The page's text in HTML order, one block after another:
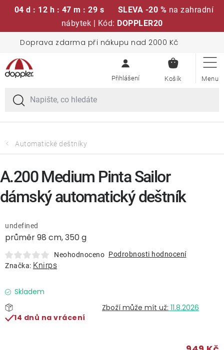
04 d : 12 h : 47 m : 29 s SLEVA -20 % na zahradní
nábytek | Kód: DOPPLER20
obsah
Doprava zdarma při nákupu nad 2000 Kč
KOŠÍK
Sedací soupravy
Slunečníky
Křesla a židle
Lavice a houpačky
Lehátka
Doplňky
Deštníky
Gastro produkty
Automatické deštníky
průměr 98 cm, 350 g
undefined
Neohodnoceno Podrobnosti hodnocení
Značka: Knirps
Skladem
11.8.2026
14 dnů na vrácení
A.200 Medium Pinta Sailor
dámský automatický deštník